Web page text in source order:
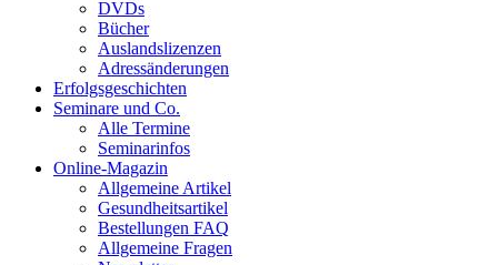
DVDs
Bücher
Auslandslizenzen
Adressänderungen
Erfolgsgeschichten
Seminare und Co.
Alle Termine
Seminarinfos
Online-Magazin
Allgemeine Artikel
Gesundheitsartikel
Bestellungen FAQ
Allgemeine Fragen